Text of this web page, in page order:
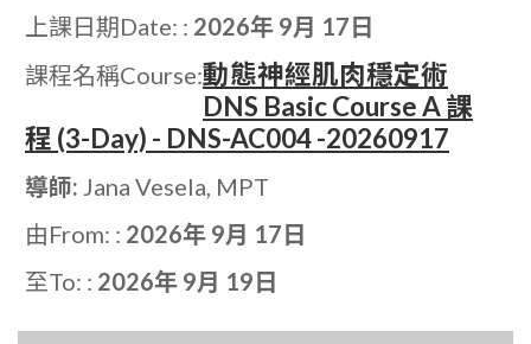
上課日期Date: : 2026年 9月 17日
課程名稱Course:動態神經肌肉穩定術
DNS Basic Course A 課
程 (3-Day) - DNS-AC004 -20260917
導師: Jana Vesela, MPT
由From: : 2026年 9月 17日
至To: : 2026年 9月 19日